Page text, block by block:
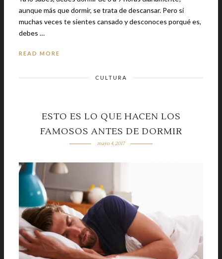
aunque más que dormir, se trata de descansar. Pero si
muchas veces te sientes cansado y desconoces porqué es,
debes …
READ MORE
CULTURA
ESTO ES LO QUE HACEN LOS
FAMOSOS ANTES DE DORMIR
mayo 4, 2017